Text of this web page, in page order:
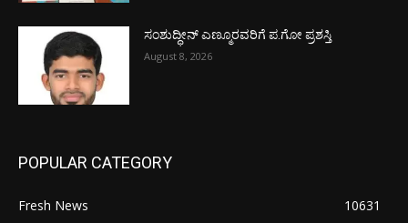
ಸಂಶುದ್ಧೀನ್ ಎಣ್ಮೂರವರಿಗೆ ಪ.ಗೋ ಪ್ರಶಸ್ತಿ
August 8, 2026
POPULAR CATEGORY
Fresh News
10631